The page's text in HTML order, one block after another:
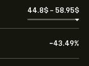
44.8‎$‎ - 58.95‎$‎
-43.49%